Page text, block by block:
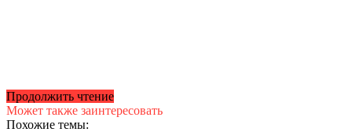
Продолжить чтение
Может также заинтересовать
Похожие темы: